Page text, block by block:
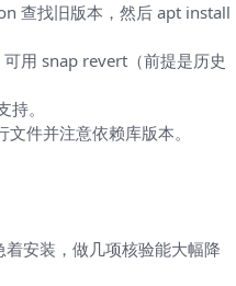
查找旧版本，然后 apt install
用 snap revert（前提是历史
。
件并注意依赖库版本。
安装，做几项核验能大幅降